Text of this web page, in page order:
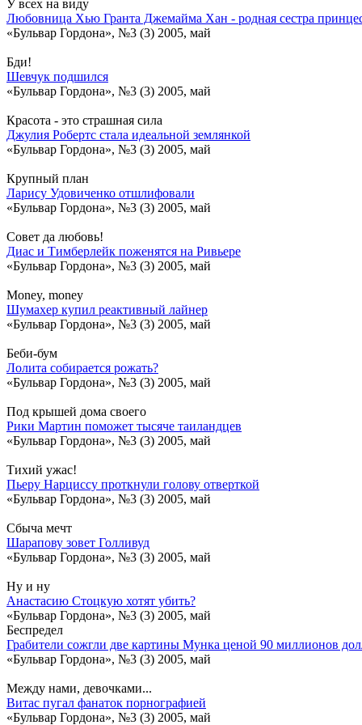
У всех на виду
Любовница Хью Гранта Джемайма Хан - родная сестра
«Бульвар Гордона», №3 (3) 2005, май
Бди!
Шевчук подшился
«Бульвар Гордона», №3 (3) 2005, май
Красота - это страшная сила
Джулия Робертс стала идеальной землянкой
«Бульвар Гордона», №3 (3) 2005, май
Крупный план
Ларису Удовиченко отшлифовали
«Бульвар Гордона», №3 (3) 2005, май
Совет да любовь!
Диас и Тимберлейк поженятся на Ривьере
«Бульвар Гордона», №3 (3) 2005, май
Money, money
Шумахер купил реактивный лайнер
«Бульвар Гордона», №3 (3) 2005, май
Беби-бум
Лолита собирается рожать?
«Бульвар Гордона», №3 (3) 2005, май
Под крышей дома своего
Рики Мартин поможет тысяче таиландцев
«Бульвар Гордона», №3 (3) 2005, май
Тихий ужас!
Пьеру Нарциссу проткнули голову отверткой
«Бульвар Гордона», №3 (3) 2005, май
Сбыча мечт
Шарапову зовет Голливуд
«Бульвар Гордона», №3 (3) 2005, май
Ну и ну
Анастасию Стоцкую хотят убить?
«Бульвар Гордона», №3 (3) 2005, май
Беспредел
Грабители сожгли две картины Мунка ценой 90 миллионов
«Бульвар Гордона», №3 (3) 2005, май
Между нами, девочками...
Витас пугал фанаток порнографией
«Бульвар Гордона», №3 (3) 2005, май